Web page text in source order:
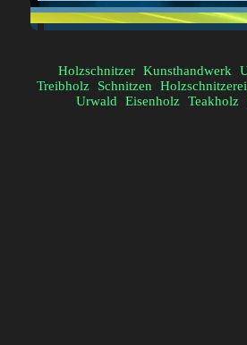
Holzschnitzer Kunsthandwerk
Treibholz
Schnitzen Holzschnitzerei
Urwald
Eisenholz Teakholz